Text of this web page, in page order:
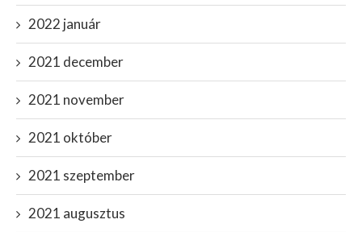
2022 január
2021 december
2021 november
2021 október
2021 szeptember
2021 augusztus